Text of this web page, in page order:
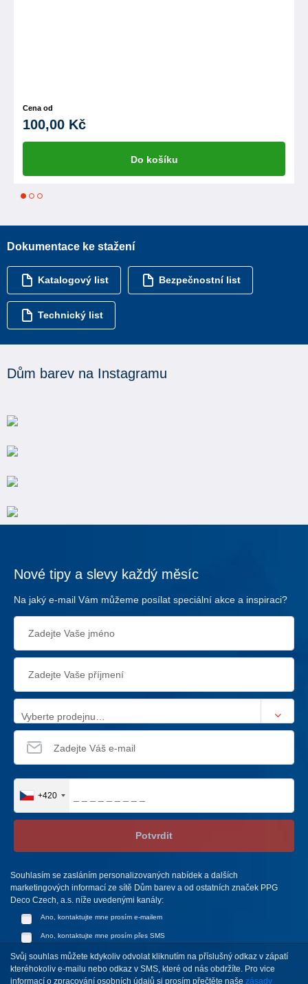
Cena od
100,00 Kč
Do košíku
1 2
Dokumentace ke stažení
Katalogový list Bezpečnostní list
Technický list
Dům barev na Instagramu
Nové tipy a slevy každý měsíc
Na jaký e-mail Vám můžeme posílat speciální akce a inspiraci?
Vyberte prodejnu…
+420
Potvrdit
Souhlasím se zasláním personalizovaných nabídek a dalších
marketingových informací ze sítě Dům barev a od ostatních značek PPG
Deco Czech, a.s. níže uvedenými kanály:
Ano, kontaktujte mne prosím e-mailem
Ano, kontaktujte mne prosím přes SMS
Svůj souhlas můžete kdykoliv odvolat kliknutím na příslušný odkaz v zápatí
kteréhokoliv e-mailu nebo odkaz v SMS, které od nás obdržíte. Pro vice
informací o zpracování osobních údajů si prosím přečtěte naše zásady